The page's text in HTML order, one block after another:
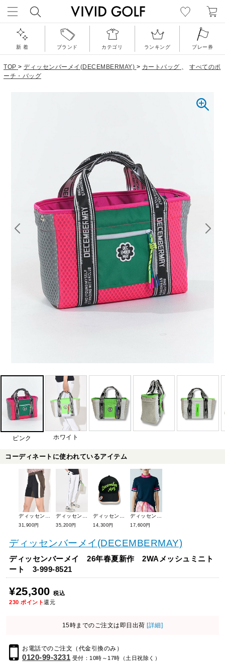
新 着 ブランド カテゴリ ランキング プレー券
TOP > ディッセンバーメイ(DECEMBERMAY) > カートバッグ 、 すべてのポ
ーチ・バッグ
ピンク ホワイト
コーディネートに使われているアイテム
31,900円 35,200円 14,300円 17,600円
ディッセンバーメイ(DECEMBERMAY)
ディッセンバーメイ 26年春夏新作 2WAメッシュミニト
ート 3-999-8521
¥25,300 税込
230 ポイント還元
15時までのご注文は即日出荷 [詳細]
お電話でのご注文（代金引換のみ）
0120-99-3231 受付：10時～17時（土日祝除く）